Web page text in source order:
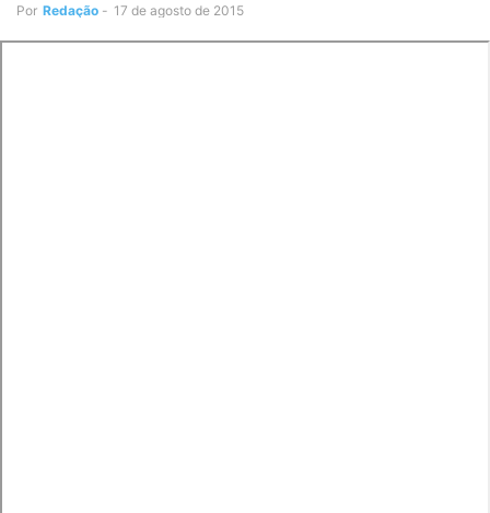
Por Redação - 17 de agosto de 2015